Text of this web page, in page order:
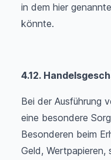
in dem hier
könnte.
4.12.
Bei der Ausführung
eine besondere
Besonderen beim
Geld, Wertpapieren,